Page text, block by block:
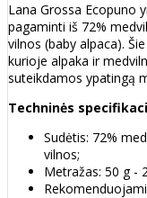
Lana Grossa Ecopuno
pagaminti iš 72%
vilnos (baby alpaca).
kurioje alpaka ir
suteikdamos ypatingą
Techninės
Sudėtis: 72%
vilnos;
Metražas: 50 g -